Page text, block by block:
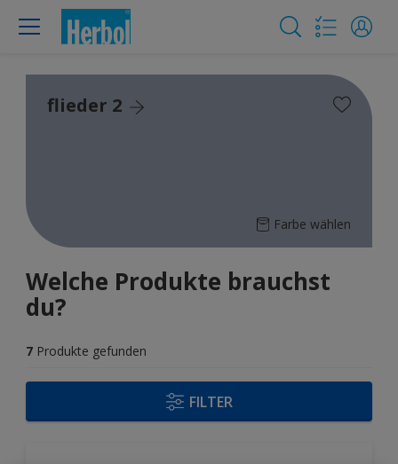
flieder 2
Farbe wählen
Welche Produkte brauchst
du?
7 Produkte gefunden
FILTER